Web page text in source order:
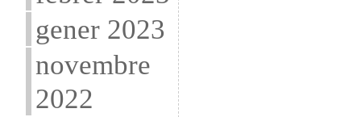
gener 2023
novembre
2022